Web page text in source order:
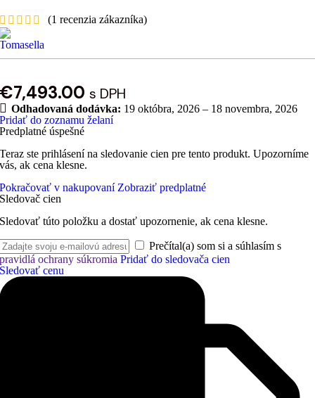
(1 recenzia zákazníka)
€7,493.00 s DPH
Odhadovaná dodávka: 19 októbra, 2026 – 18 novembra, 2026
Pridať do zoznamu želaní
Predplatné úspešné
Teraz ste prihlásení na sledovanie cien pre tento produkt. Upozorníme
vás, ak cena klesne.
Pokračovať v nakupovaní Zobraziť predplatné
Sledovač cien
Sledovať túto položku a dostať upozornenie, ak cena klesne.
Prečítal(a) som si a súhlasím s
pravidlá ochrany súkromia Pridať do sledovača cien
Sledovať cenu